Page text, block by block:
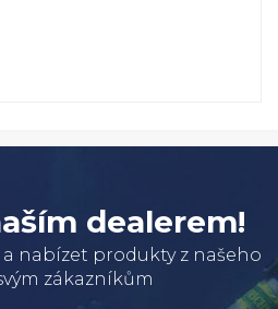
dealerem!
nabízet produkty z našeho
zákazníkům